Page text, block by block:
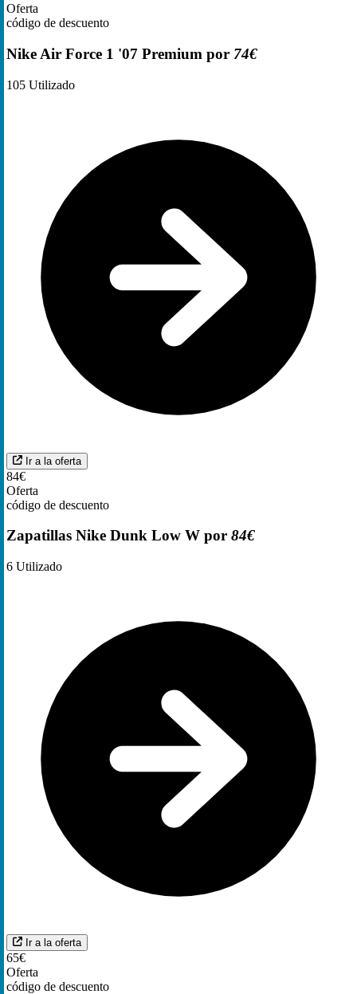
Oferta
código de descuento
Nike Air Force 1 '07 Premium por 74€
105 Utilizado
Ir a la oferta
84€
Oferta
código de descuento
Zapatillas Nike Dunk Low W por 84€
6 Utilizado
Ir a la oferta
65€
Oferta
código de descuento